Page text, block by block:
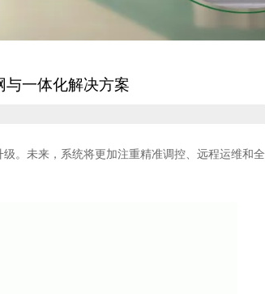
与一体化解决方案
。未来，系统将更加注重精准调控、远程运维和全